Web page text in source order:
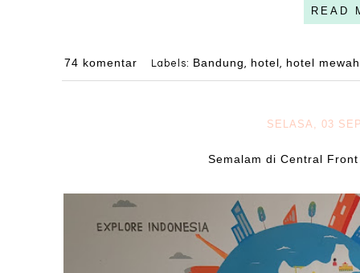
READ
74 komentar Labels: Bandung, hotel, hotel
SELASA, 03
Semalam di Central